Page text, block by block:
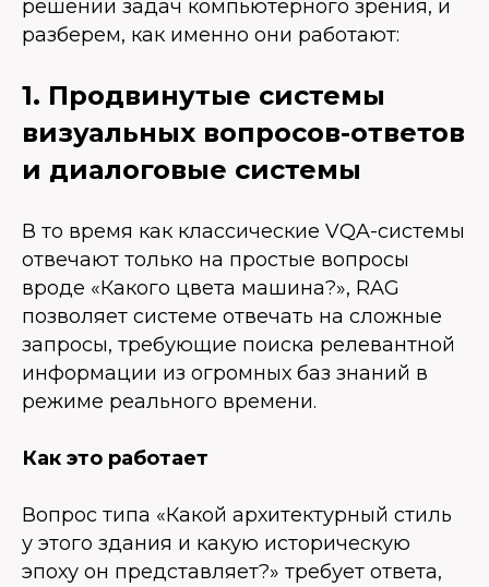
решении задач компьютерного зрения, и
разберем, как именно они работают:
1. Продвинутые системы
визуальных вопросов-ответов
и диалоговые системы
В то время как классические VQA-системы
отвечают только на простые вопросы
вроде «Какого цвета машина?», RAG
позволяет системе отвечать на сложные
запросы, требующие поиска релевантной
информации из огромных баз знаний в
режиме реального времени.
Как это работает
Вопрос типа «Какой архитектурный стиль
у этого здания и какую историческую
эпоху он представляет?» требует ответа,